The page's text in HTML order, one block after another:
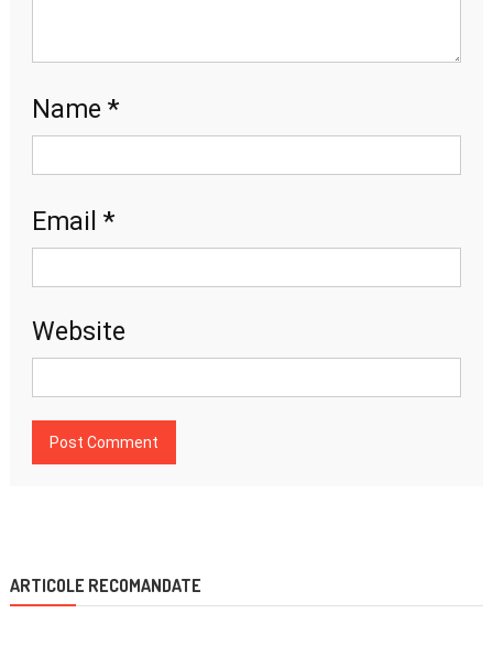
Name *
Email *
Website
ARTICOLE RECOMANDATE